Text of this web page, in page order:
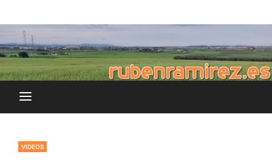
al
contenidorubenramirez.es
VIDEOS